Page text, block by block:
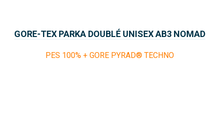
GORE-TEX PARKA DOUBLÉ UNISEX AB3 NOMAD
PES 100% + GORE PYRAD® TECHNO